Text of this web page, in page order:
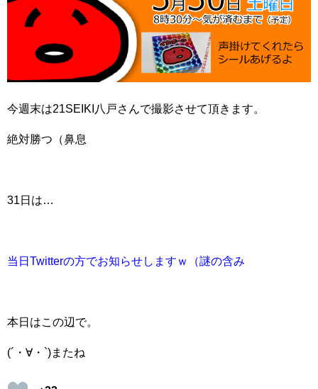
今週末は21SEIKI八戸さんで撮影させて頂きます。
絶対勝つ（鼻息
31日は…
当日Twitterの方でお知らせしますｗ（謎の含み
本日はこの辺で。
(´・∀・`)またね